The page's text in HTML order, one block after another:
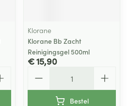
Klorane
Klorane Bb Zacht
Reinigingsgel 500ml
€ 15,90
Bestel